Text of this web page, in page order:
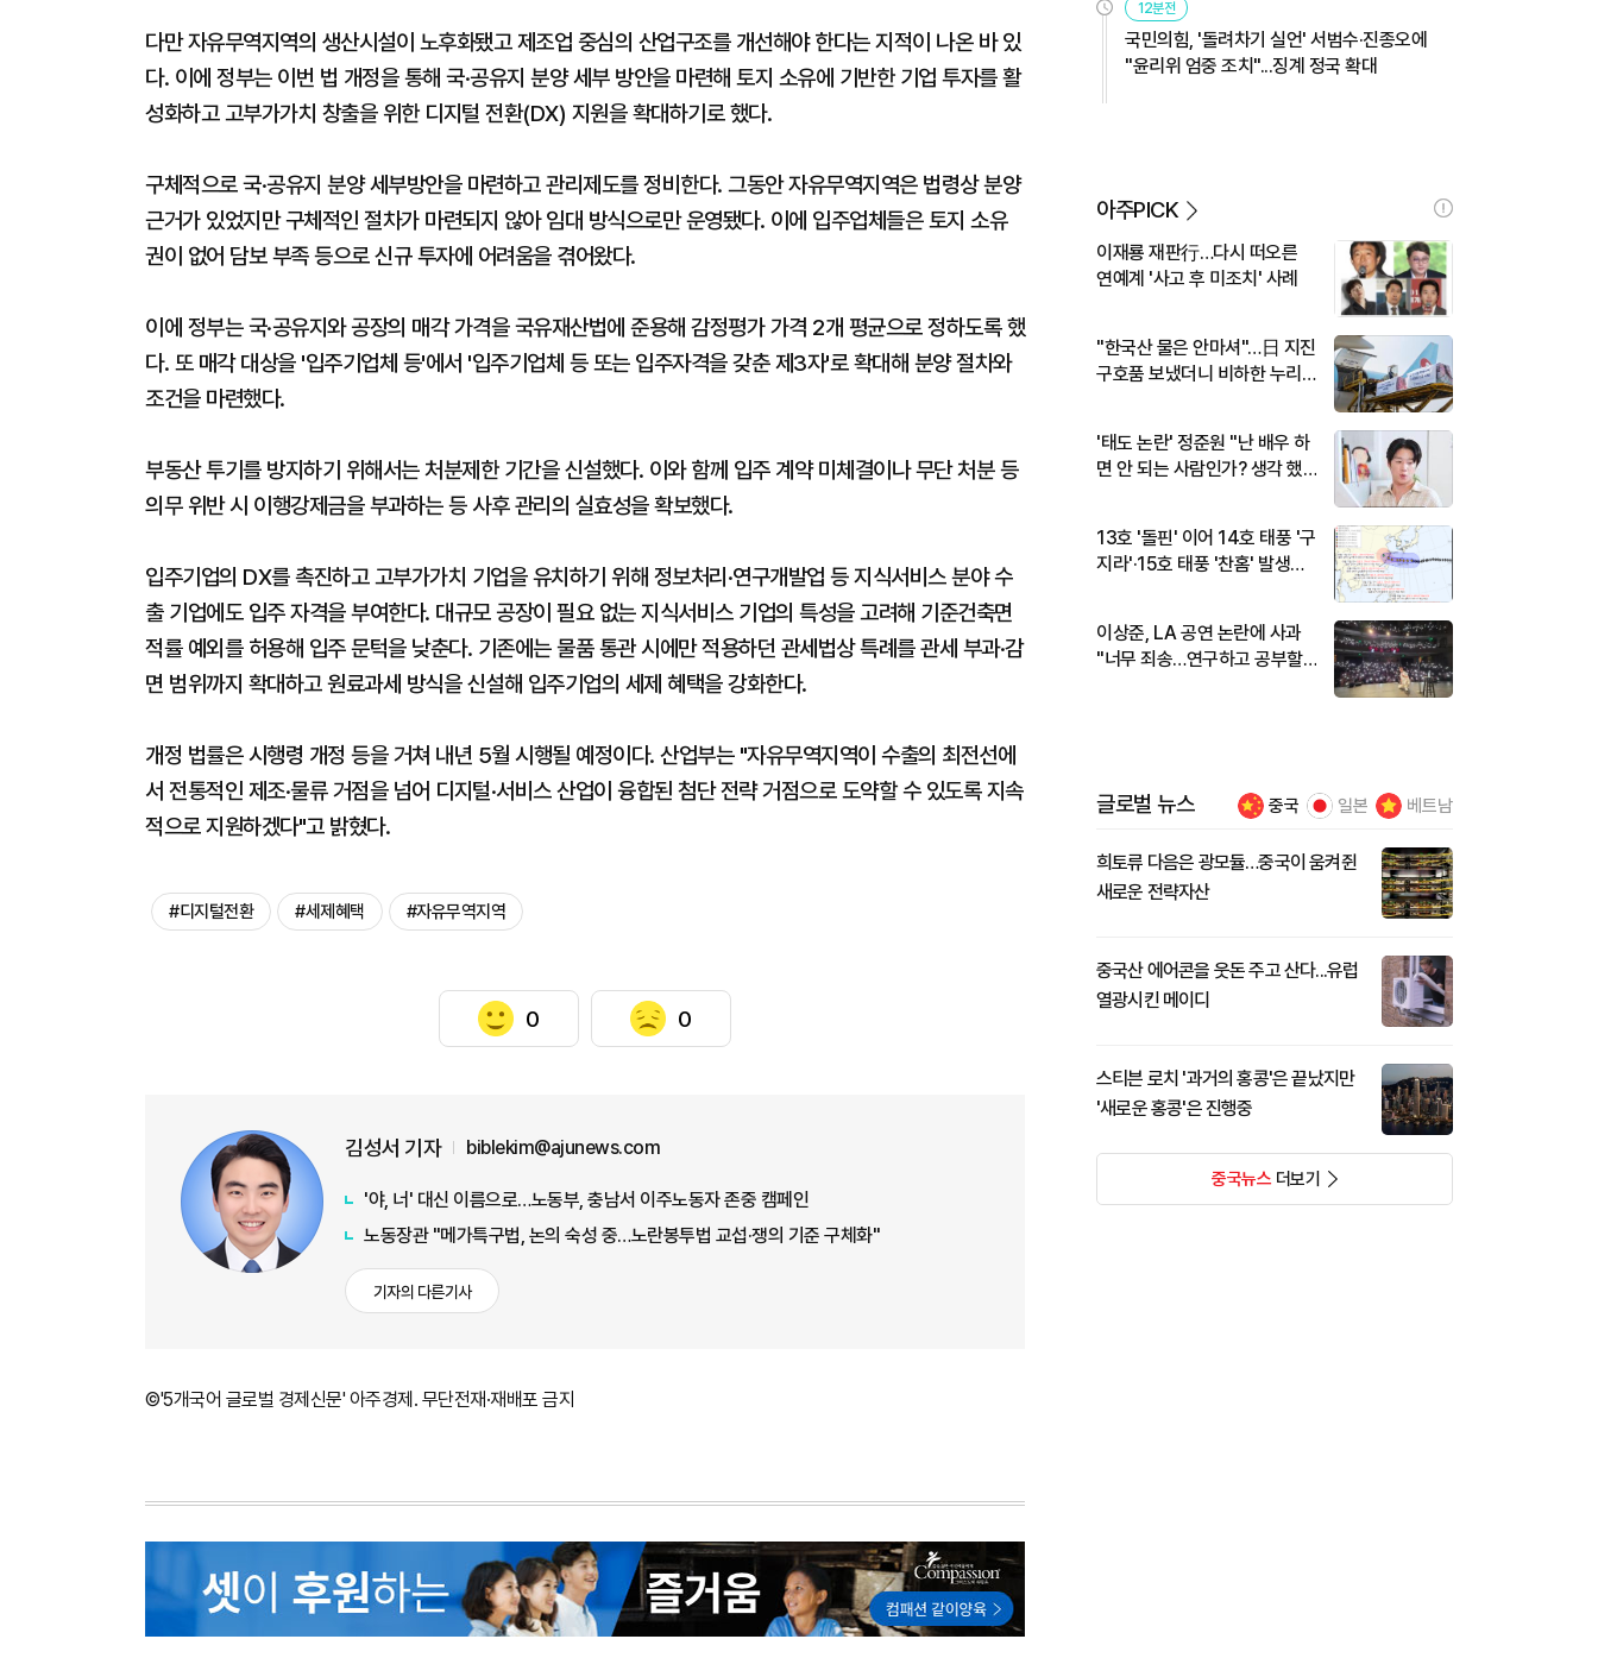
다만 자유무역지역의 생산시설이 노후화됐고 제조업 중심의 산업구조를 개선해야 한다는 지적이 나온 바 있
다. 이에 정부는 이번 법 개정을 통해 국·공유지 분양 세부 방안을 마련해 토지 소유에 기반한 기업 투자를 활
성화하고 고부가가치 창출을 위한 디지털 전환(DX) 지원을 확대하기로 했다.
구체적으로 국·공유지 분양 세부방안을 마련하고 관리제도를 정비한다. 그동안 자유무역지역은 법령상 분양
근거가 있었지만 구체적인 절차가 마련되지 않아 임대 방식으로만 운영됐다. 이에 입주업체들은 토지 소유
권이 없어 담보 부족 등으로 신규 투자에 어려움을 겪어왔다.
이에 정부는 국·공유지와 공장의 매각 가격을 국유재산법에 준용해 감정평가 가격 2개 평균으로 정하도록 했
다. 또 매각 대상을 '입주기업체 등'에서 '입주기업체 등 또는 입주자격을 갖춘 제3자'로 확대해 분양 절차와
조건을 마련했다.
부동산 투기를 방지하기 위해서는 처분제한 기간을 신설했다. 이와 함께 입주 계약 미체결이나 무단 처분 등
의무 위반 시 이행강제금을 부과하는 등 사후 관리의 실효성을 확보했다.
입주기업의 DX를 촉진하고 고부가가치 기업을 유치하기 위해 정보처리·연구개발업 등 지식서비스 분야 수
출 기업에도 입주 자격을 부여한다. 대규모 공장이 필요 없는 지식서비스 기업의 특성을 고려해 기준건축면
적률 예외를 허용해 입주 문턱을 낮춘다. 기존에는 물품 통관 시에만 적용하던 관세법상 특례를 관세 부과·감
면 범위까지 확대하고 원료과세 방식을 신설해 입주기업의 세제 혜택을 강화한다.
개정 법률은 시행령 개정 등을 거쳐 내년 5월 시행될 예정이다. 산업부는 "자유무역지역이 수출의 최전선에
서 전통적인 제조·물류 거점을 넘어 디지털·서비스 산업이 융합된 첨단 전략 거점으로 도약할 수 있도록 지속
적으로 지원하겠다"고 밝혔다.
#디지털전환 #세제혜택 #자유무역지역
0 0
김성서 기자 biblekim@ajunews.com
'야, 너' 대신 이름으로…노동부, 충남서 이주노동자 존중 캠페인
노동장관 "메가특구법, 논의 숙성 중…노란봉투법 교섭·쟁의 기준 구체화"
기자의 다른기사
©'5개국어 글로벌 경제신문' 아주경제. 무단전재·재배포 금지
12분전
국민의힘, '돌려차기 실언' 서범수·진종오에
"윤리위 엄중 조치"...징계 정국 확대
아주PICK
이재룡 재판行…다시 떠오른
연예계 '사고 후 미조치' 사례
"한국산 물은 안마셔"…日 지진
구호품 보냈더니 비하한 누리
'태도 논란' 정준원 "난 배우 하
면 안 되는 사람인가? 생각 했
13호 '돌핀' 이어 14호 태풍 '구
지라'·15호 태풍 '찬홈' 발생…
이상준, LA 공연 논란에 사과
"너무 죄송…연구하고 공부할
글로벌 뉴스 중국 일본 베트남
희토류 다음은 광모듈…중국이 움켜쥔
새로운 전략자산
중국산 에어콘을 웃돈 주고 산다...유럽
열광시킨 메이디
스티븐 로치 '과거의 홍콩'은 끝났지만
'새로운 홍콩'은 진행중
중국뉴스더보기